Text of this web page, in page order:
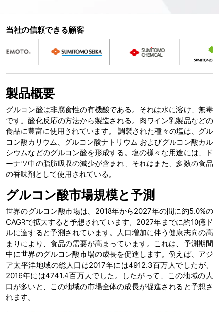
当社の信頼できる顧客
製品概要
グルコン酸は非腐食性の有機酸である。それは水に溶け、無毒
です。酸化反応の方法から製造される。肉ワイン乳製品などの
食品に豊富に使用されています。 調製された種々の塩は、グル
コン酸カリウム、グルコン酸ナトリウム およびグルコン酸カル
シウムなどのグルコン酸を形成する。塩の様々な用途には、ド
ーナツ中の脂肪吸収の減少が含まれ、それはまた、多数の食品
の香味剤として使用されている。
グルコン酸市場規模と予測
世界のグルコン酸市場は、2018年から2027年の間に約5.0%の
CAGRで拡大すると予想されています。2027年までに約10億ド
ルに達すると予測されています。人口増加に伴う健康志向の高
まりにより、食品の需要が高まっています。これは、予測期間
中に世界のグルコン酸市場の成長を促進します。例えば、アジ
ア太平洋地域の総人口は2017年には4912.3百万人でしたが、
2016年には4741.4百万人でした。したがって、この地域の人
口が多いと、この地域の市場全体の成長が促進されると予想さ
れます。